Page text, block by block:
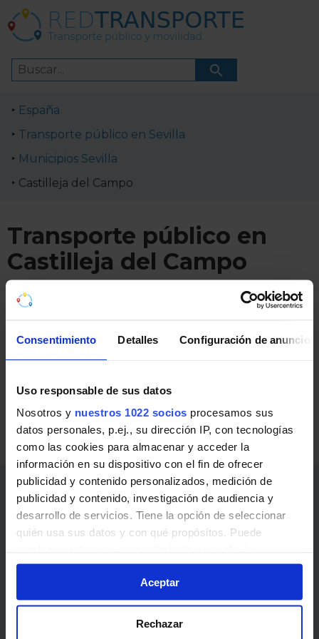
Consentimiento Detalles Configuración de anuncios
Uso responsable de sus datos
Nosotros y nuestros 1022 socios procesamos sus
datos personales, p.ej., su dirección IP, con tecnologías
como las cookies para almacenar y acceder la
información en su dispositivo con el fin de ofrecer
publicidad y contenido personalizados, medición de
publicidad y contenido, investigación de audiencia y
desarrollo de servicios. Tiene la opción de seleccionar
quién usa sus datos y con qué propósitos. Puede
momento desde la Declaración de cookies o clicando en
el Menú de consentimiento.
Si lo permite, también quisiéramos:
Aceptar
Rechazar
España
Transporte público en Sevilla
Municipios Sevilla
Castilleja del Campo
Transporte público en
Castilleja del Campo
Horarios de líneas de transporte público en Castilleja
transporte público.
Autobuses metropolitanos de Sevilla
Líneas de Autobuses metropolitanos de Sevilla en
Castilleja del Campo:
M-165 Sevilla - Castilleja del Campo
Enlaces de interés
Abonos, billetes y precios